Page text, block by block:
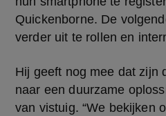
Quickenborne. De
verder uit te rollen en
Hij geeft nog mee dat zijn
naar een duurzame
van vistuig. “We bekijken